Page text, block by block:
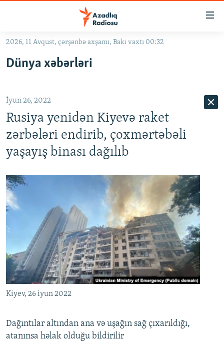
Əsas
qayıt
qayıt
Axtarışa
#İZAHLA
#ƏSLINDƏ
FƏRQƏ BAX
QANUNI DOĞRU
ARAŞDIRMA
MULTIMEDIA
FOTOQALEREYA
İNFOQRAFIKA
KARIKATURA
RADIO ARXIV
AZƏRBAYCAN ƏDƏBIYYATI KITABXANASI
İSLAM VƏ DEMOKRATIYA
İZ - MƏDƏNIYYƏT PROQRAMI
HAQQIMIZDA
MISSIYAMIZ
PEŞƏ ETIKASI VƏ JURNALISTIKA STANDARTLARIMIZ
MATERIALLARIMIZDAN ISTIFADƏ
XƏBƏR BÜLLETENLƏRIMIZ
BIZI IZLƏ
RFE/RL-in bütün saytları
2026, 11 Avqust, çərşənbə axşamı, Bakı vaxtı 00:32
Dünya xəbərləri
İyun 26, 2022
Rusiya yenidən Kiyevə raket
zərbələri endirib, çoxmərtəbəli
yaşayış binası dağılıb
Kiyev, 26 iyun 2022
Dağıntılar altından ana və uşağın sağ çıxarıldığı,
atanınsa həlak olduğu bildirilir